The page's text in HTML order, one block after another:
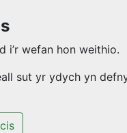
i’r wefan hon weithio.
sut yr ydych yn